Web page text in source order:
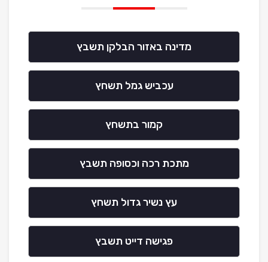
מדינה באזור הבלקן תשבץ
עכביש גמל תשחץ
קמור בתשחץ
מתכת רכה וכסופה תשבץ
עץ נשיר גדול תשחץ
פגישה דייט תשבץ